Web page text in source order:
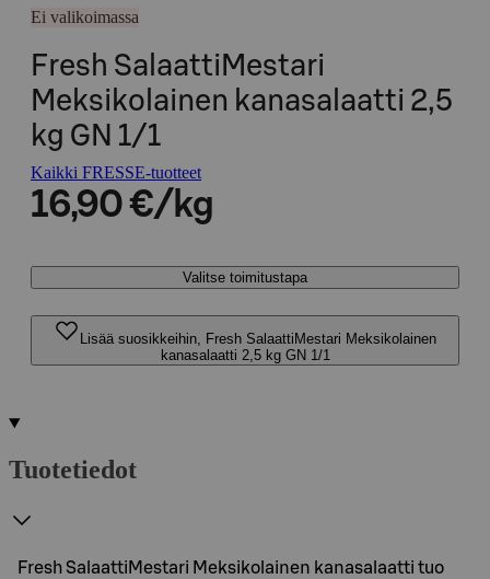
Ei valikoimassa
Fresh SalaattiMestari
Meksikolainen kanasalaatti 2,5
kg GN 1/1
Kaikki FRESSE-tuotteet
16,90 €/kg
Valitse toimitustapa
Lisää suosikkeihin, Fresh SalaattiMestari Meksikolainen
kanasalaatti 2,5 kg GN 1/1
Tuotetiedot
Fresh SalaattiMestari Meksikolainen kanasalaatti tuo